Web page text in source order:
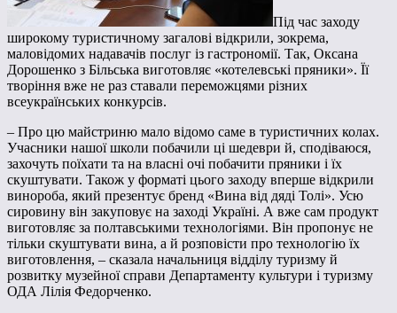
Під час заходу
широкому туристичному загалові відкрили, зокрема,
маловідомих надавачів послуг із гастрономії. Так, Оксана
Дорошенко з Більська виготовляє «котелевські пряники». Її
творіння вже не раз ставали переможцями різних
всеукраїнських конкурсів.
– Про цю майстриню мало відомо саме в туристичних колах.
Учасники нашої школи побачили ці шедеври й, сподіваюся,
захочуть поїхати та на власні очі побачити пряники і їх
скуштувати. Також у форматі цього заходу вперше відкрили
винороба, який презентує бренд «Вина від дяді Толі». Усю
сировину він закуповує на заході Україні. А вже сам продукт
виготовляє за полтавськими технологіями. Він пропонує не
тільки скуштувати вина, а й розповісти про технологію їх
виготовлення, – сказала начальниця відділу туризму й
розвитку музейної справи Департаменту культури і туризму
ОДА Лілія Федорченко.